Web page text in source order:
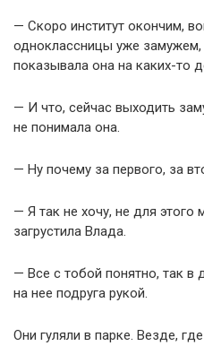
— Скоро институт окончим,
одноклассницы уже
показывала она на каких-то
— И что, сейчас выходить
не понимала она.
— Ну почему за первого, за
— Я так не хочу, не для
загрустила Влада.
— Все с тобой понятно, так в
на нее подруга рукой.
Они гуляли в парке. Везде,